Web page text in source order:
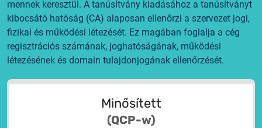
mennek keresztül. A tanúsítvány kiadásához a tanúsítványt
kibocsátó hatóság (CA) alaposan ellenőrzi a szervezet jogi,
fizikai és működési létezését. Ez magában foglalja a cég
regisztrációs számának, joghatóságának, működési
létezésének és domain tulajdonjogának ellenőrzését.
Minősített
(QCP-w)